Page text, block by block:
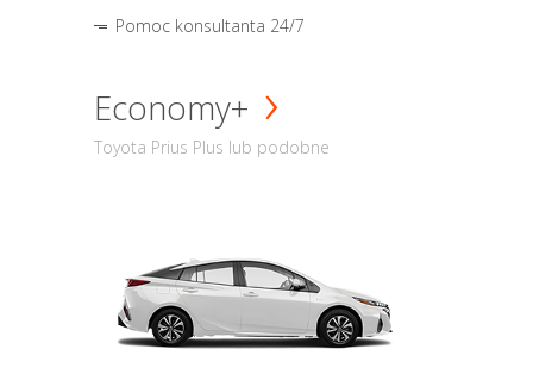
Pomoc konsultanta 24/7
Economy+
Toyota Prius Plus lub podobne